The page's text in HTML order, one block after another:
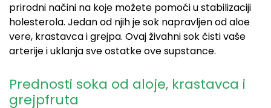
prirodni načini na koje možete pomoći u stabilizaciji
holesterola. Jedan od njih je sok napravljen od aloe
vere, krastavca i grejpa. Ovaj živahni sok čisti vaše
arterije i uklanja sve ostatke ove supstance.
Prednosti soka od aloje, krastavca i
grejpfruta